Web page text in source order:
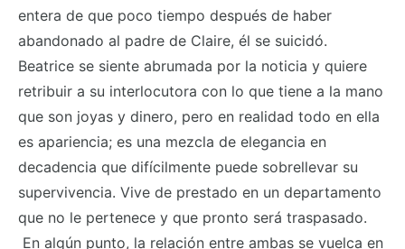
entera de que poco tiempo después de haber
abandonado al padre de Claire, él se suicidó.
Beatrice se siente abrumada por la noticia y quiere
retribuir a su interlocutora con lo que tiene a la mano
que son joyas y dinero, pero en realidad todo en ella
es apariencia; es una mezcla de elegancia en
decadencia que difícilmente puede sobrellevar su
supervivencia. Vive de prestado en un departamento
que no le pertenece y que pronto será traspasado.
En algún punto, la relación entre ambas se vuelca en